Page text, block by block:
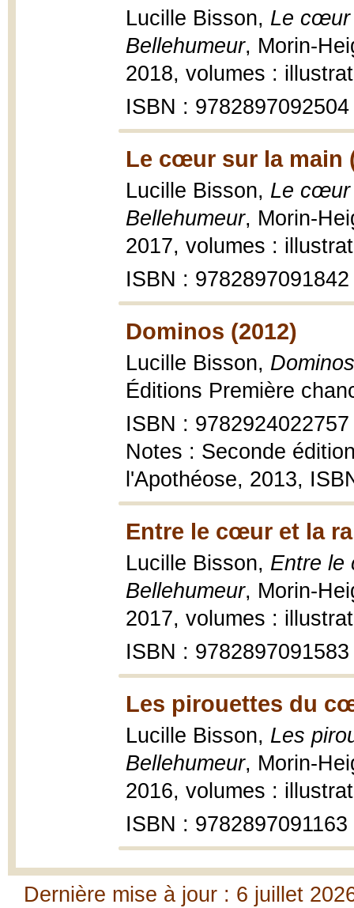
Lucille Bisson, Le cœur
Bellehumeur, Morin-
2018, volumes :
ISBN : 9782897092504
Le cœur sur la main
Lucille Bisson, Le cœur
Bellehumeur, Morin-
2017, volumes :
ISBN : 9782897091842
Dominos (2012)
Lucille Bisson,
Éditions Première
ISBN : 9782924022757
Notes : Seconde
l'Apothéose, 2013,
Entre le cœur et la
Lucille Bisson, Entre le
Bellehumeur, Morin-
2017, volumes :
ISBN : 9782897091583
Les pirouettes du
Lucille Bisson, Les
Bellehumeur, Morin-
2016, volumes :
ISBN : 9782897091163
Dernière mise à jour : 6 juillet